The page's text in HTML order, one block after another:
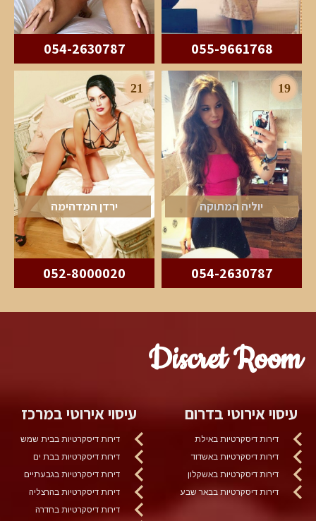
055-9661768
054-2630787
19
יוליה המתוקה
054-2630787
21
ירדן המדהימה
052-8000020
Discret Room
עיסוי אירוטי בדרום
דירות דיסקרטיות באילת
דירות דיסקרטיות באשדוד
דירות דיסקרטיות באשקלון
דירות דיסקרטיות בבאר שבע
עיסוי אירוטי במרכז
דירות דיסקרטיות בבית שמש
דירות דיסקרטיות בבת ים
דירות דיסקרטיות בגבעתיים
דירות דיסקרטיות בהרצליה
דירות דיסקרטיות בחדרה